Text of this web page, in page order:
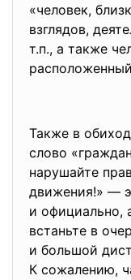
«человек,
взглядов,
т.п., а также
Также в
слово
нарушайте
движения!» —
и официально,
встаньте в
и большой
К сожалению,